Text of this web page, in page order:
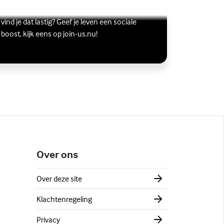
vind je dat lastig? Geef je leven een sociale
boost, kijk eens op join-us.nu!
meer over Vriendschap
link)
Over ons
Over deze site
Klachtenregeling
Privacy